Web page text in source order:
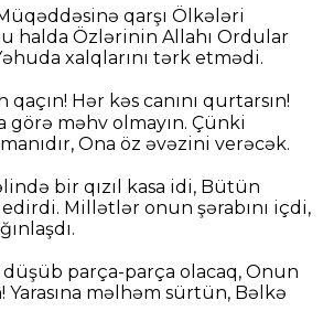
qarşı Ölkələri
halda Özlərinin Allahı Ordular
xalqlarını tərk etmədi.
Hər kəs canını qurtarsın!
görə məhv olmayın. Çünki
Ona öz əvəzini verəcək.
bir qızıl kasa idi, Bütün
Millətlər onun şərabını içdi,
parça-parça olacaq, Onun
məlhəm sürtün, Bəlkə